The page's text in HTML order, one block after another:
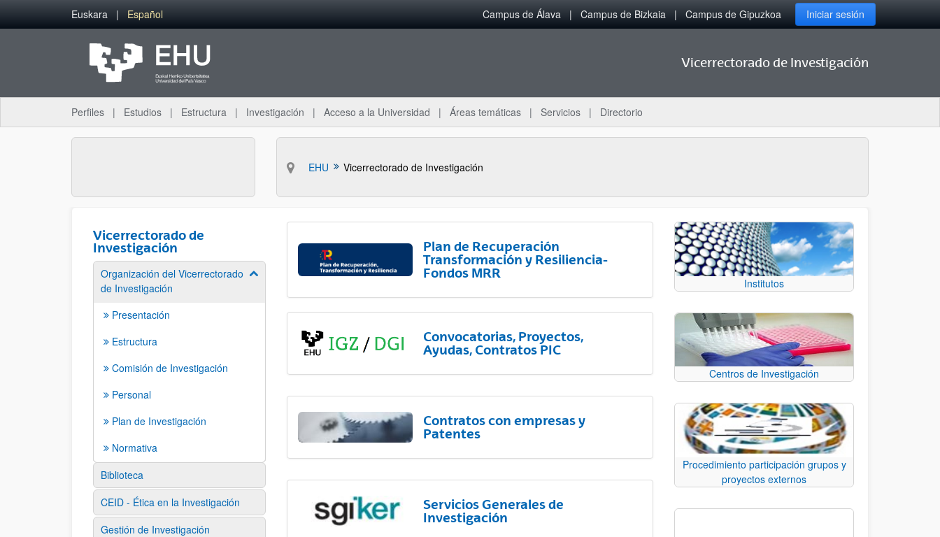
Saltar al contenido principal
Euskara Español Campus de Álava Campus de Bizkaia Campus de Gipuzkoa Iniciar sesión
Vicerrectorado de Investigación
Perfiles Estudios Estructura Investigación Acceso a la Universidad Áreas temáticas Servicios Directorio
EHU Vicerrectorado de Investigación
Vicerrectorado de
Investigación
Organización del Vicerrectorado
de Investigación
Mostrar/ocultar subpáginas
Presentación
Estructura
Comisión de Investigación
Personal
Plan de Investigación
Normativa
Biblioteca
CEID - Ética en la Investigación
Gestión de Investigación
Plan de Recuperación
Transformación y Resiliencia-
Fondos MRR
Convocatorias, Proyectos,
Ayudas, Contratos PIC
Contratos con empresas y
Patentes
Servicios Generales de
Investigación
Institutos
Centros de Investigación
Procedimiento participación grupos y
proyectos externos